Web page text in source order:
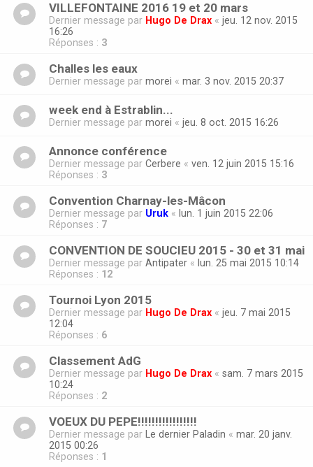
VILLEFONTAINE 2016 19 et 20 mars
Dernier message par Hugo De Drax « jeu. 12 nov. 2015
16:26
Réponses : 3
Challes les eaux
Dernier message par morei « mar. 3 nov. 2015 20:37
week end à Estrablin...
Dernier message par morei « jeu. 8 oct. 2015 16:26
Annonce conférence
Dernier message par Cerbere « ven. 12 juin 2015 15:16
Réponses : 3
Convention Charnay-les-Mâcon
Dernier message par Uruk « lun. 1 juin 2015 22:06
Réponses : 7
CONVENTION DE SOUCIEU 2015 - 30 et 31 mai
Dernier message par Antipater « lun. 25 mai 2015 10:14
Réponses : 12
Tournoi Lyon 2015
Dernier message par Hugo De Drax « jeu. 7 mai 2015
12:04
Réponses : 6
Classement AdG
Dernier message par Hugo De Drax « sam. 7 mars 2015
10:24
Réponses : 2
VOEUX DU PEPE!!!!!!!!!!!!!!!!!
Dernier message par Le dernier Paladin « mar. 20 janv.
2015 00:26
Réponses : 1